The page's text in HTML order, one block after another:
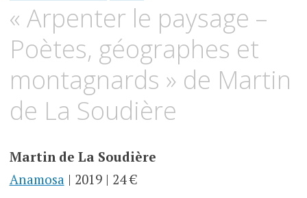
« Arpenter le paysage –
Poètes, géographes et
montagnards » de Martin
de La Soudière
Martin de La Soudière
Anamosa| 2019 | 24 €